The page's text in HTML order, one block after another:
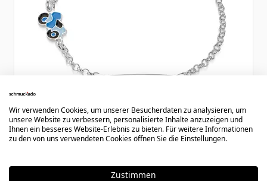
- 2513
Wir verwenden Cookies, um unserer Besucherdaten zu analysieren, um
unsere Website zu verbessern, personalisierte Inhalte anzuzeigen und
Ihnen ein besseres Website-Erlebnis zu bieten. Für weitere Informationen
zu den von uns verwendeten Cookies öffnen Sie die Einstellungen.
Zustimmen